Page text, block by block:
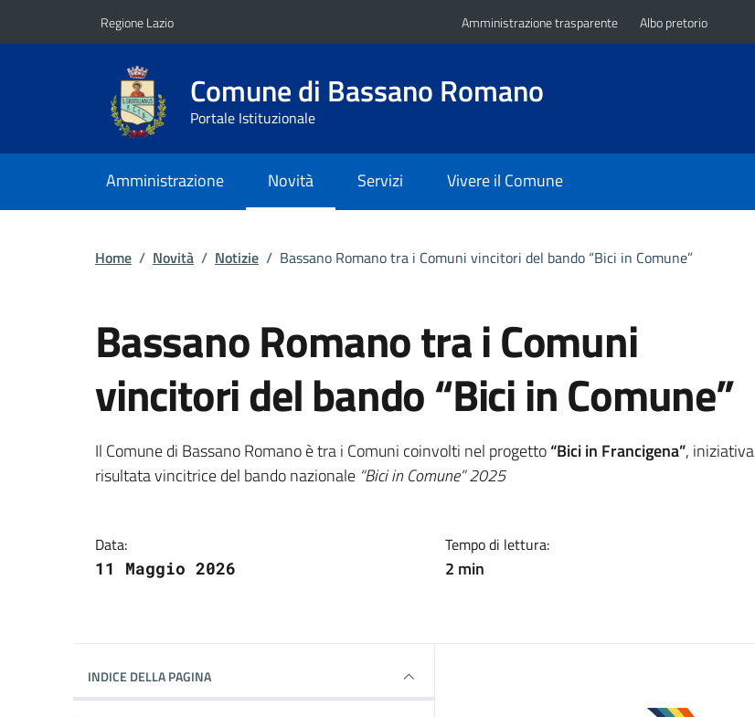
Regione Lazio Amministrazione trasparente Albo pretorio
Comune di Bassano Romano
Portale Istituzionale
Amministrazione Novità Servizi Vivere il Comune
Home / Novità / Notizie / Bassano Romano tra i Comuni vincitori del bando “Bici in Comune”
Bassano Romano tra i Comuni
vincitori del bando “Bici in Comune”
Dettagli della notizia
Il Comune di Bassano Romano è tra i Comuni coinvolti nel progetto“Bici in Francigena”, iniziativa
risultata vincitrice del bando nazionale “Bici in Comune” 2025
Data:
11 Maggio 2026
Tempo di lettura:
2 min
INDICE DELLA PAGINA